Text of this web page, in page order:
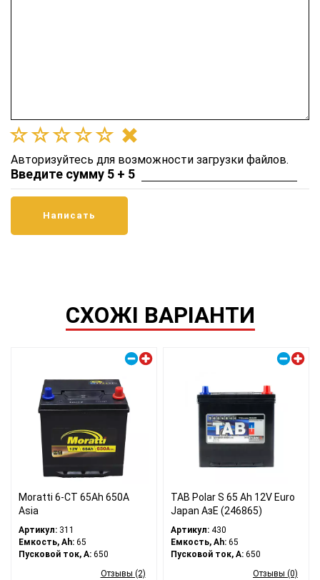
Авторизуйтесь для возможности загрузки файлов.
Введите сумму 5 + 5
СХОЖІ ВАРІАНТИ
Moratti 6-CT 65Ah 650A
Asia
Артикул: 311
Емкость, Ah: 65
Пусковой ток, A: 650
Отзывы (2)
TAB Polar S 65 Ah 12V Euro
Japan АзЕ (246865)
Артикул: 430
Емкость, Ah: 65
Пусковой ток, A: 650
Отзывы (0)